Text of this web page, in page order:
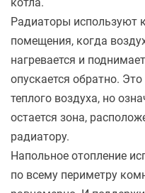
Радиаторы используют
помещения, когда
нагревается и
опускается обратно.
теплого воздуха, но
остается зона,
радиатору.
Напольное отопление
по всему периметру